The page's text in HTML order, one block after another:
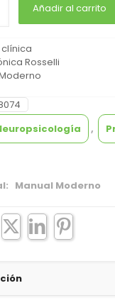
Añadir al carrito
Rosselli
,
Manual Moderno